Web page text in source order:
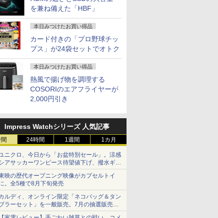
を兼ね備えた「HBF」
本日みつけたお買い得品
カード付きの「プロ野球チッ
プス」が24袋セットでオトク
本日みつけたお買い得品
熱風で揚げ物を調理する
COSORIのエアフライヤーが
2,000円引き
Impress Watchシリーズ 人気記事
24時間 1週間 1カ月
ニクロ、今日から「お盆特別セール」。涼感
アサッカーワンピース待望値下げ、撥水ギア
ョーツは1990円に
映の歴代オープニング映像がカプセルトイ
。全5種で8月下旬発売
ルディ、オンライン限定「ネコバッグ＆タン
ラーセット」を一般販売。7月の抽選販売の
選無効分